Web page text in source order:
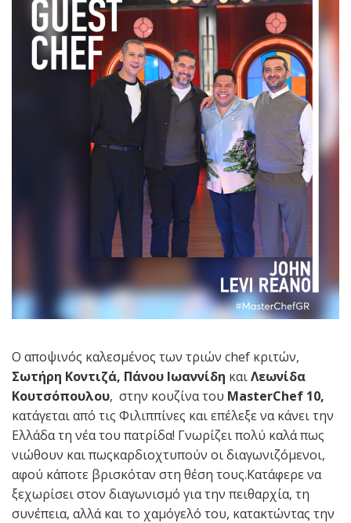
Ο αποψινός καλεσμένος των τριών chef κριτών,
Σωτήρη Κοντιζά, Πάνου Ιωαννίδη καιΛεωνίδα
Κουτσόπουλου, στην κουζίνα του MasterChef 10,
κατάγεται από τις Φιλιππίνες και επέλεξε να κάνει την
Ελλάδα τη νέα του πατρίδα! Γνωρίζει πολύ καλά πως
νιώθουν και πωςκαρδιοχτυπούν οι διαγωνιζόμενοι,
αφού κάποτε βρισκόταν στη θέση τους.Κατάφερε να
ξεχωρίσει στον διαγωνισμό για την πειθαρχία, τη
συνέπεια, αλλά και το χαμόγελό του, κατακτώντας την